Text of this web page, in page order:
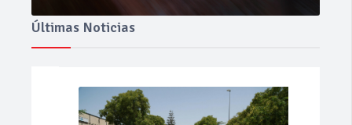
Últimas Noticias